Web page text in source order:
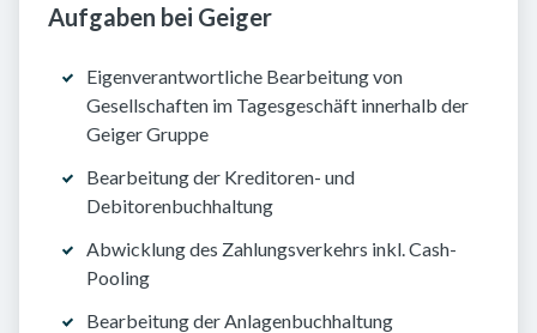
Aufgaben bei Geiger
Eigenverantwortliche Bearbeitung von
Gesellschaften im Tagesgeschäft innerhalb der
Geiger Gruppe
Bearbeitung der Kreditoren- und
Debitorenbuchhaltung
Abwicklung des Zahlungsverkehrs inkl. Cash-
Pooling
Bearbeitung der Anlagenbuchhaltung